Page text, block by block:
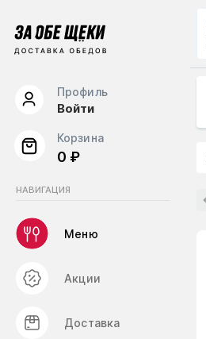
Профиль
Войти
Корзина
0 ₽
НАВИГАЦИЯ
Меню
Акции
Доставка